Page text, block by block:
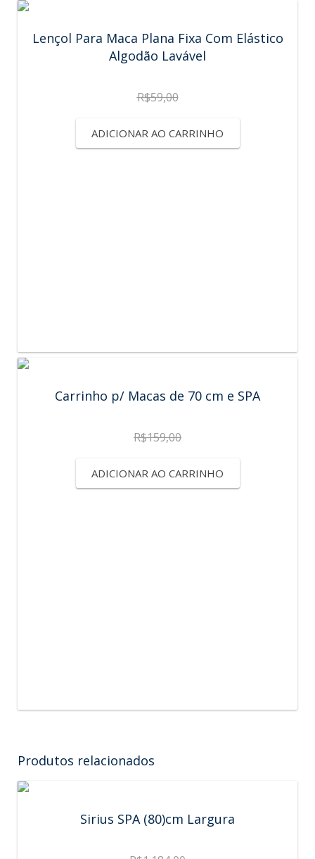
Lençol Para Maca Plana Fixa Com Elástico
Algodão Lavável
R$59,00
ADICIONAR AO CARRINHO
Carrinho p/ Macas de 70 cm e SPA
R$159,00
ADICIONAR AO CARRINHO
Produtos relacionados
Sirius SPA (80)cm Largura